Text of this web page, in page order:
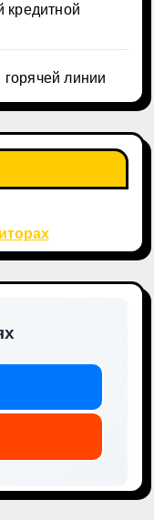
кредитной
линии